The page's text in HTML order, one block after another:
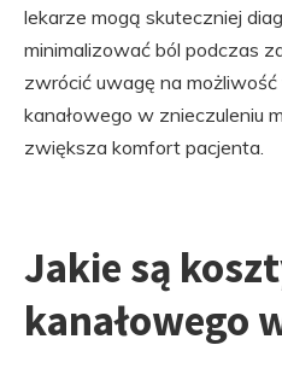
lekarze mogą skuteczniej
minimalizować ból podczas
zwrócić uwagę na
kanałowego w znieczuleniu
zwiększa komfort pacjenta.
Jakie są
kanałowego